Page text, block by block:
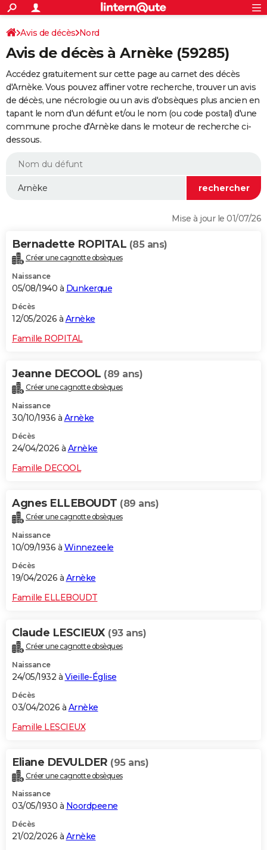
ACTUALITÉS
Politique
Société
Faits Divers
Education
Monde
Villes
+
SPORT
Coupe du monde 2026
Football
Tennis
Cyclisme
Rugby
Forum
Programme TV
TNT
Streaming
Cinéma
Sorties cinéma
Musique
+
FINANCE
Retraite
Epargne
Immobilier
Risques naturels par ville
Assurance
AUTO
Essais
Réserver un essai
Citadines
Berlines
SUV
Forum auto
+
HIGH-TECH
BRICOLAGE
WEEK-END
Alimentation
Guide de la santé
Maladies
Médicaments
Sommeil
VOYAGE
Destinations
City break
Voyage nature
Voyage de noces
Forum
Climat
+PHOTO
GUIDES D'ACHAT
Carte de Noël
Carte Bonne année
Carte Saint-Valentin
Carte Pâques
Carte d'anniversaire
DICTIONNAIRE
Dictionnaire
Biographies
Citations
Expressions
Proverbes
PROGRAMME TV
S'inscrire
Se connecter
Lycées
Collèges
Primaires
Universités
Entreprises
Service militaire
Avis de recherche
AVIS DE DÉCÈS
FORUM
Avis de décès Nord
Avis de décès à Arnèke (59285)
Accédez gratuitement sur cette page au carnet des décès
d'Arnèke. Vous pouvez affiner votre recherche, trouver un avis
de décès, une nécrologie ou un avis d'obsèques plus ancien en
tapant le nom d'un défunt et/ou le nom (ou code postal) d'une
commune proche d'Arnèke dans le moteur de recherche ci-
dessous.
Mise à jour le 01/07/26
Bernadette ROPITAL (85 ans)
Créer une cagnotte obsèques
Naissance
05/08/1940 à Dunkerque
Décès
12/05/2026 à Arnèke
Famille ROPITAL
Jeanne DECOOL (89 ans)
Créer une cagnotte obsèques
Naissance
30/10/1936 à Arnèke
Décès
24/04/2026 à Arnèke
Famille DECOOL
Agnes ELLEBOUDT (89 ans)
Créer une cagnotte obsèques
Naissance
10/09/1936 à Winnezeele
Décès
19/04/2026 à Arnèke
Famille ELLEBOUDT
Claude LESCIEUX (93 ans)
Créer une cagnotte obsèques
Naissance
24/05/1932 à Vieille-Église
Décès
03/04/2026 à Arnèke
Famille LESCIEUX
Eliane DEVULDER (95 ans)
Créer une cagnotte obsèques
Naissance
03/05/1930 à Noordpeene
Décès
21/02/2026 à Arnèke